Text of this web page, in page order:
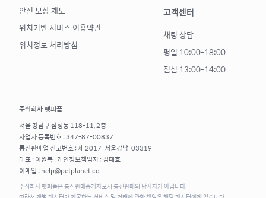
안전 보상 제도
위치기반 서비스 이용약관
위치정보 처리방침
고객센터
채팅 상담
평일 10:00-18:00
점심 13:00-14:00
주식회사 펫피플
서울 강남구 삼성동 118-11, 2층
사업자 등록번호 : 347-87-00837
통신판매업 신고번호 : 제 2017-서울강남-03319
대표 : 이원복 | 개인정보책임자 : 김태호
이메일 : help@petplanet.co
주식회사 펫피플은 통신판매중개자로서 통신판매의 당사자가 아닙니다.